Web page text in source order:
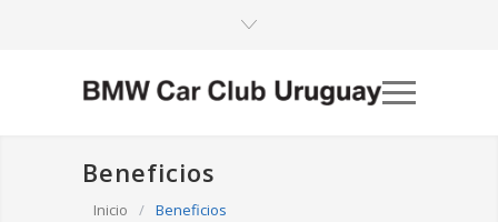
Beneficios
Inicio / Beneficios